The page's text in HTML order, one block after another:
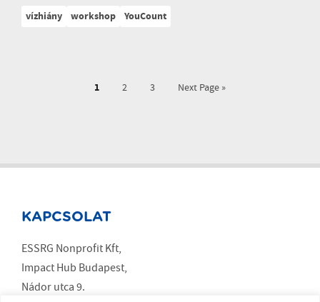
vízhiány workshop YouCount
1 2 3 Next Page »
KAPCSOLAT
ESSRG Nonprofit Kft,
Impact Hub Budapest,
Nádor utca 9.